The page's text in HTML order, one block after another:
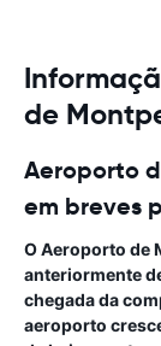
de
Aeroporto
em breves
O Aeroporto de
anteriormente
chegada da
aeroporto